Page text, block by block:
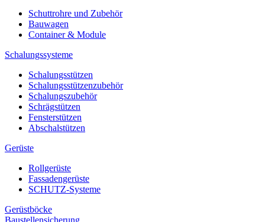
Schuttrohre und Zubehör
Bauwagen
Container & Module
Schalungssysteme
Schalungsstützen
Schalungsstützenzubehör
Schalungszubehör
Schrägstützen
Fensterstützen
Abschalstützen
Gerüste
Rollgerüste
Fassadengerüste
SCHUTZ-Systeme
Gerüstböcke
Baustellensicherung